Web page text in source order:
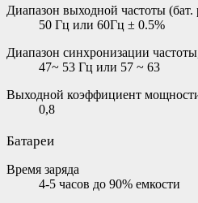
Диапазон выходной частоты
50 Гц или 60Гц ± 0.5%
Диапазон синхронизации
47~ 53 Гц или 57 ~ 63
Выходной коэффициент
0,8
Батареи
Время заряда
4-5 часов до 90% емкости